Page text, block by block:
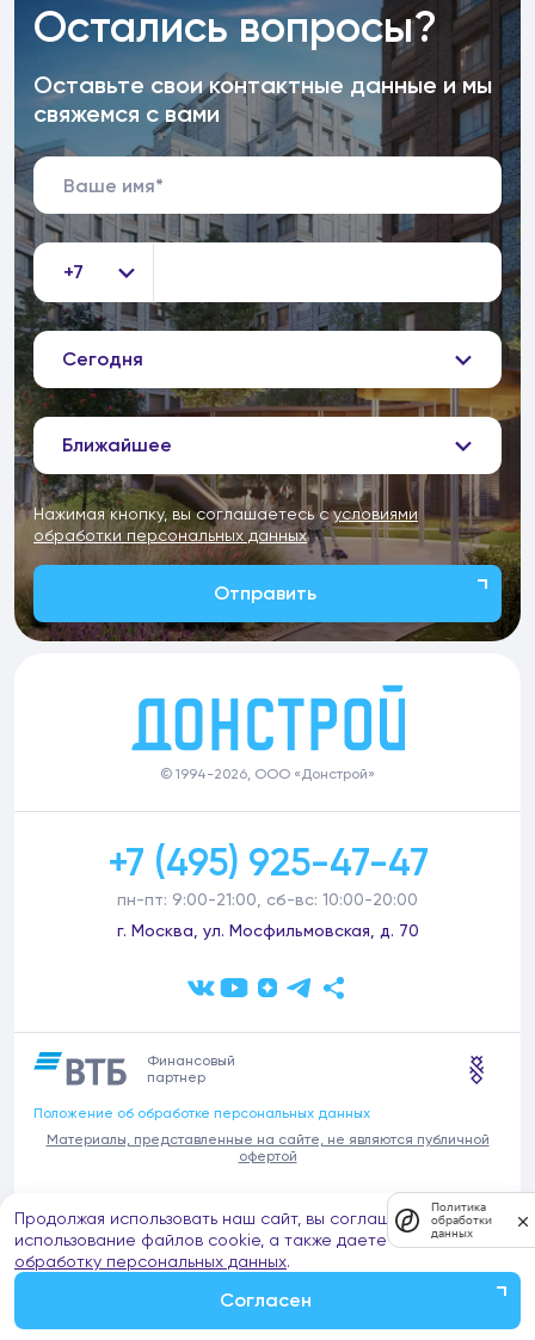
Остались вопросы?
Оставьте свои контактные данные и мы
свяжемся с вами
+7
Сегодня
Ближайшее
Нажимая кнопку, вы соглашаетесь сусловиями
обработки персональных данных
Отправить
© 1994-2026, ООО «Донстрой»
+7 (495) 925-47-47
пн-пт: 9:00-21:00, сб-вс: 10:00-20:00
г. Москва, ул. Мосфильмовская, д. 70
Финансовый
партнер
Положение об обработке персональных данных
Материалы, представленные на сайте, не являются публичной
офертой
В связи с участившимися случаями предложений частных услуг от
имени компании Донстрой (проведения ремонтов, продажи
отделочных материалов и т.п.), обращаем внимание на то, что
компания Донстрой не оказывает таких услуг, не имеет
представительств такого профиля и не обращается к частным
Продолжая использовать наш сайт, вы соглашаетесь на
использование файлов cookie, а также даете согласие на
обработку персональных данных.
Согласен
Политика
обработки
данных